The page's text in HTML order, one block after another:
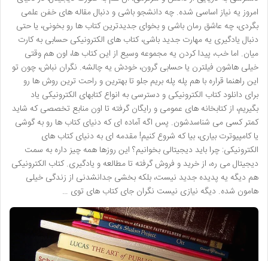
امروز یه نیاز اساسی شده. چه دانشجو باشی و دنبال مقاله های خفن علمی
بگردی، چه عاشق رمان باشی و بخوای جدیدترین کتاب ها رو بخونی، یا حتی
دنبال یادگیری یه مهارت جدید باشی، کتاب های الکترونیکی حسابی به کارت
میان. اما خب، پیدا کردن یه مجموعه وسیع از این کتاب ها، اون هم وقتی
خیلی هاشون فیلترن یا حسابی گرون، خودش یه چالشه. نگران نباش، چون تو
این راهنما قراره با هم پله پله بریم جلو تا بهترین و راحت ترین روش ها رو
برای دانلود کتاب الکترونیکی و دسترسی به انواع کتابهای الکترونیکی یاد
بگیریم، از کتابخانه های عمومی و رایگان گرفته تا اون منابع تخصصی که شاید
کمتر کسی می شناسدشون. پس اگه آماده ای که دنیای کتاب ها رو به گوشی
یا کامپیوترت بیاری، بیا که شروع کنیم! مقدمه ای به دنیای کتاب های
الکترونیکی: چرا باید دیجیتالی بخوانیم؟ این روزها همه چیز داره به سمت
دیجیتال می ره، از خرید و فروش گرفته تا مطالعه و یادگیری. کتاب الکترونیکی
هم دیگه یه پدیده جدید نیست، بلکه بخشی جدانشدنی از زندگی خیلی
هامون شده. دیگه نیازی نیست نگران جای کتاب های توی …